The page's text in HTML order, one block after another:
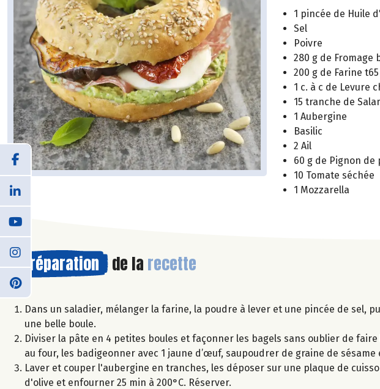
1 pincée de Huile
Sel
Poivre
280 g de Fromage
200 g de Farine t65
1 c. à c de Levure
15 tranche de
1 Aubergine
Basilic
2 Ail
60 g de Pignon de
10 Tomate séchée
1 Mozzarella
Préparation de la recette
Dans un saladier, mélanger la farine, la poudre à lever et une pincée de sel,
une belle boule.
Diviser la pâte en 4 petites boules et façonner les bagels sans oublier de
au four, les badigeonner avec 1 jaune d’œuf, saupoudrer de graine de sésame
Laver et couper l'aubergine en tranches, les déposer sur une plaque de
d'olive et enfourner 25 min à 200°C. Réserver.